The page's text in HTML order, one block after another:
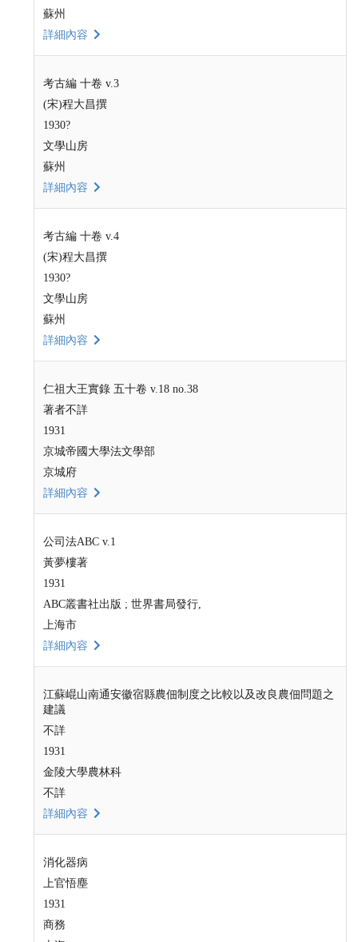
蘇州
詳細內容
考古編 十卷 v.3
(宋)程大昌撰
1930?
文學山房
蘇州
詳細內容
考古編 十卷 v.4
(宋)程大昌撰
1930?
文學山房
蘇州
詳細內容
仁祖大王實錄 五十卷 v.18 no.38
著者不詳
1931
京城帝國大學法文學部
京城府
詳細內容
公司法ABC v.1
黃夢樓著
1931
ABC叢書社出版 ; 世界書局發行,
上海市
詳細內容
江蘇崐山南通安徽宿縣農佃制度之比較以及改良農佃問題之
建議
不詳
1931
金陵大學農林科
不詳
詳細內容
消化器病
上官悟塵
1931
商務